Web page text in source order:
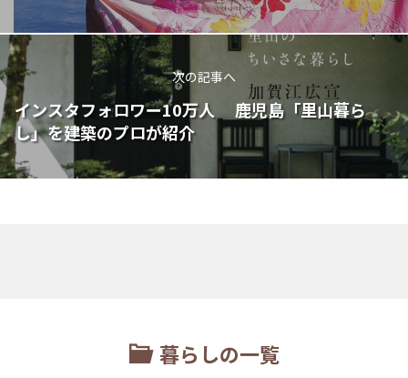
次の記事へ
インスタフォロワー10万人 鹿児島「里山暮ら
し」を建築のプロが紹介
暮らしの一覧